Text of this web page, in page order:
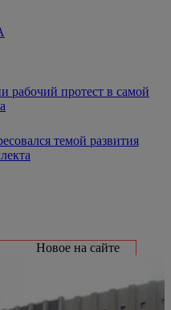
рабочий протест в самой
темой развития
Новое на сайте